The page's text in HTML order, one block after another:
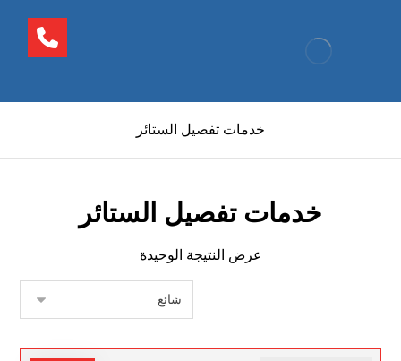
خدمات تفصيل الستائر
خدمات تفصيل الستائر
عرض النتيجة الوحيدة